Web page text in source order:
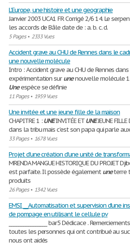
L’Europe, une histoire et une geographie
Janvier 2003 UCA1 FR Corrigé 2/6 14. Le
les accords de Bâle date de : a. b. c. d.
5 Pages• 2333 Vues
Accident grave au CHU de Rennes dans le
une nouvelle molécule
Intro : Accident grave au CHU de Rennes
expérimentation surunenouvelle molécule
Uneespèce se définie
11 Pages• 1959 Vues
Une invitée et une jeune fille de la maison
CHAPITRE 1 :UNEINVITÉE ETUNEJEUNE
dans la tribu mais c’est son papa qui parle aux
33 Pages• 1678 Vues
Projet d'une création d'une unité de
MRENDA MANGUE HISTORIQUE DU PROJET
est parfaite. Il possède égalementuneterre
produits
26 Pages• 1342 Vues
EMSI __Automatisation et supervision d’une
de pompage en utilisant le cellule pv
________________ bar5 Dédicace .
toutes les personnes qui ont contribué au
nous ont aidés